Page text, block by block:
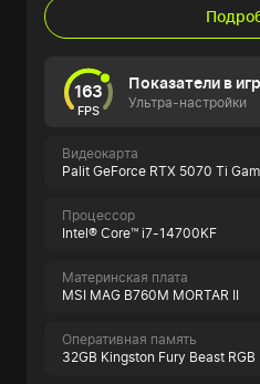
163
FPS
Показатели в
Ультра-настройки
Видеокарта
Palit GeForce RTX 5070 Ti
Процессор
Intel® Core™ i7-14700KF
Материнская плата
MSI MAG B760M MORTAR II
Оперативная память
32GB Kingston Fury Beast RGB